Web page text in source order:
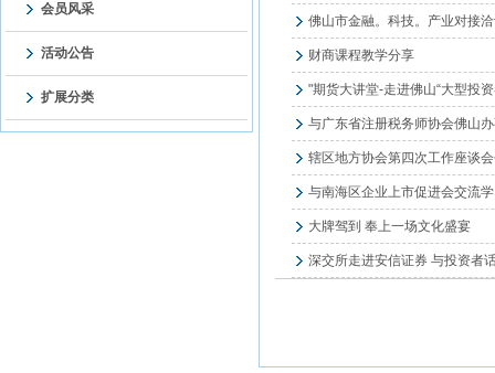
会员风采
活动公告
扩展分类
佛山市金融。科技。产业对接
财商课程教学分享
"期货大讲堂-走进佛山“大型投
与广东省注册税务师协会佛山
辖区地方协会第四次工作座谈
与南海区企业上市促进会交流
大牌驾到 奉上一场文化盛宴
深交所走进安信证券 与投资者